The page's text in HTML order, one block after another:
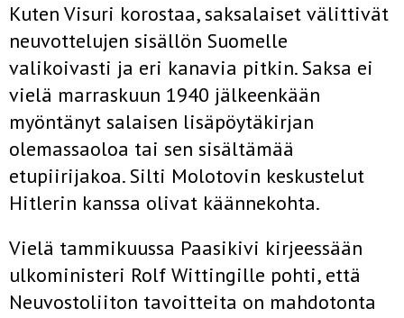
Kuten Visuri korostaa, saksalaiset välittivät
neuvottelujen sisällön Suomelle
valikoivasti ja eri kanavia pitkin. Saksa ei
vielä marraskuun 1940 jälkeenkään
myöntänyt salaisen lisäpöytäkirjan
olemassaoloa tai sen sisältämää
etupiirijakoa. Silti Molotovin keskustelut
Hitlerin kanssa olivat käännekohta.
Vielä tammikuussa Paasikivi kirjeessään
ulkoministeri Rolf Wittingille pohti, että
Neuvostoliiton tavoitteita on mahdotonta